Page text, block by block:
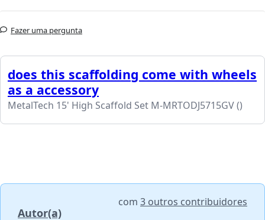
Fazer uma pergunta
does this scaffolding come with wheels
as a accessory
MetalTech 15' High Scaffold Set M-MRTODJ5715GV ()
Autor(a)
com 3 outros contribuidores